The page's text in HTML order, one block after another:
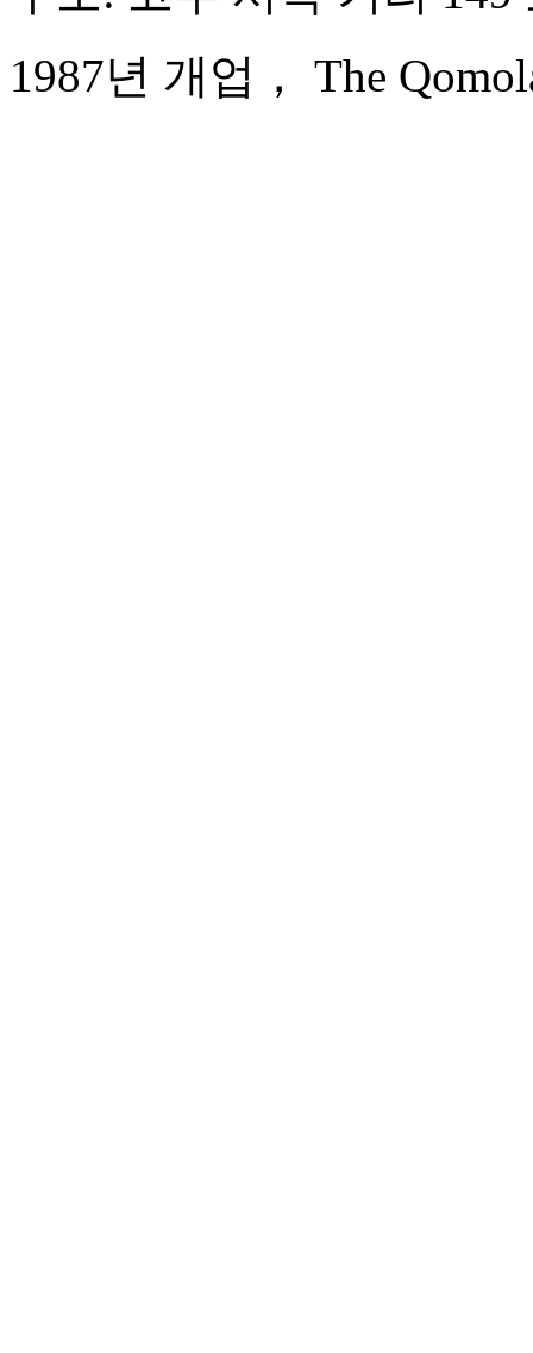
1987년 개업， The